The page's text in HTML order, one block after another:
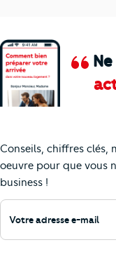
Conseils, chiffres clés,
oeuvre pour que vous
business !
Votre adresse e-mail